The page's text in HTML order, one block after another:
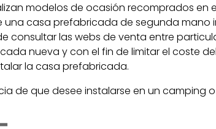
modelos de ocasión recomprados en
casa prefabricada de segunda
consultar las webs de venta entre
nueva y con el fin de limitar el coste
la casa prefabricada.
de que desee instalarse en un camping